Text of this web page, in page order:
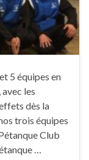
5 équipes en
les
dès la
trois équipes
Club
…